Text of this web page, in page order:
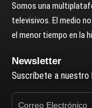
Somos una
televisivos. El medio
el menor tiempo en la
Newsletter
Suscríbete a